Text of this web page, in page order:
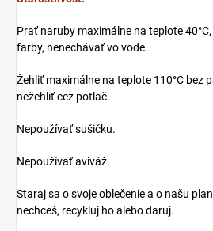
Prať naruby maximálne na teplote
farby, nenechávať vo vode.
Žehliť maximálne na teplote 110°C bez
nežehliť cez potlač.
Nepoužívať sušičku.
Nepoužívať aviváž.
Staraj sa o svoje oblečenie a o našu
nechceš, recykluj ho alebo daruj.